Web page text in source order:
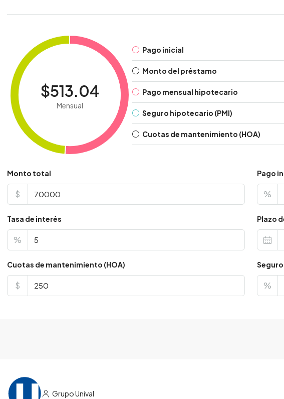
$513.04
Mensual
Pago inicial
Monto del préstamo
Pago mensual hipotecario
Seguro hipotecario (PMI)
Cuotas de mantenimiento (HOA)
Monto total
$
Pago
%
Tasa de interés
%
Plazo
Cuotas de mantenimiento (HOA)
$ %
Grupo Unival